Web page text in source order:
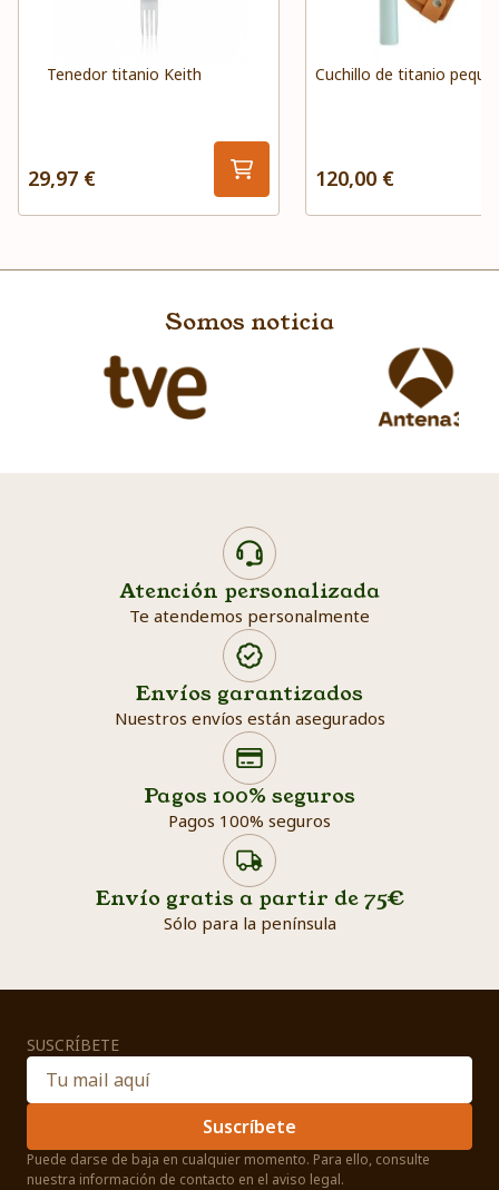
Tenedor titanio Keith
29,97 €
Cuchillo de titanio
120,00 €
Somos noticia
Atención personalizada
Te atendemos personalmente
Envíos garantizados
Nuestros envíos están asegurados
Pagos 100% seguros
Pagos 100% seguros
Envío gratis a partir de 75€
Sólo para la península
Search products
SUSCRÍBETE
Suscríbete
Puede darse de baja en cualquier momento. Para ello, consulte
nuestra información de contacto en el aviso legal.